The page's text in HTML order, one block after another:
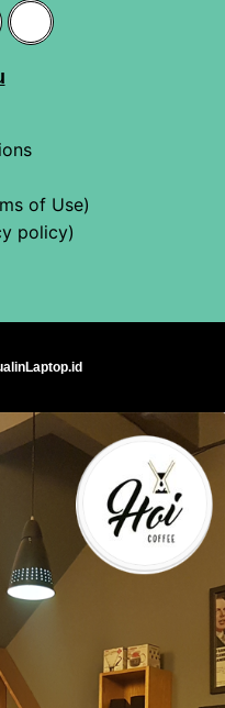
of Use)
policy)